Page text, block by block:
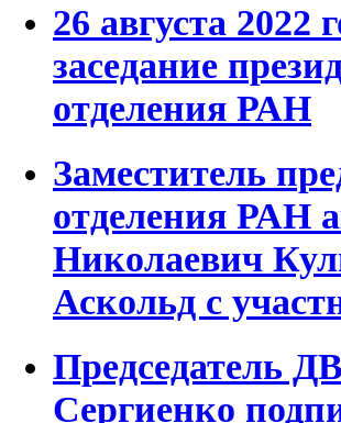
26 августа 2022
заседание
отделения РАН
Заместитель
отделения РАН
Николаевич
Аскольд с
Председатель
Сергиенко